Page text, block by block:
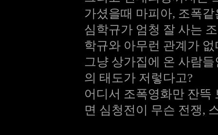
가셨을때 마피아, 조폭
심학규가 엄청 잘 사는
학규와 아무런 관계가 없
그냥 상가집에 온 사람
의 태도가 저렇다고?
어디서 조폭영화만 잔뜩
면 심청전이 무슨 전쟁,